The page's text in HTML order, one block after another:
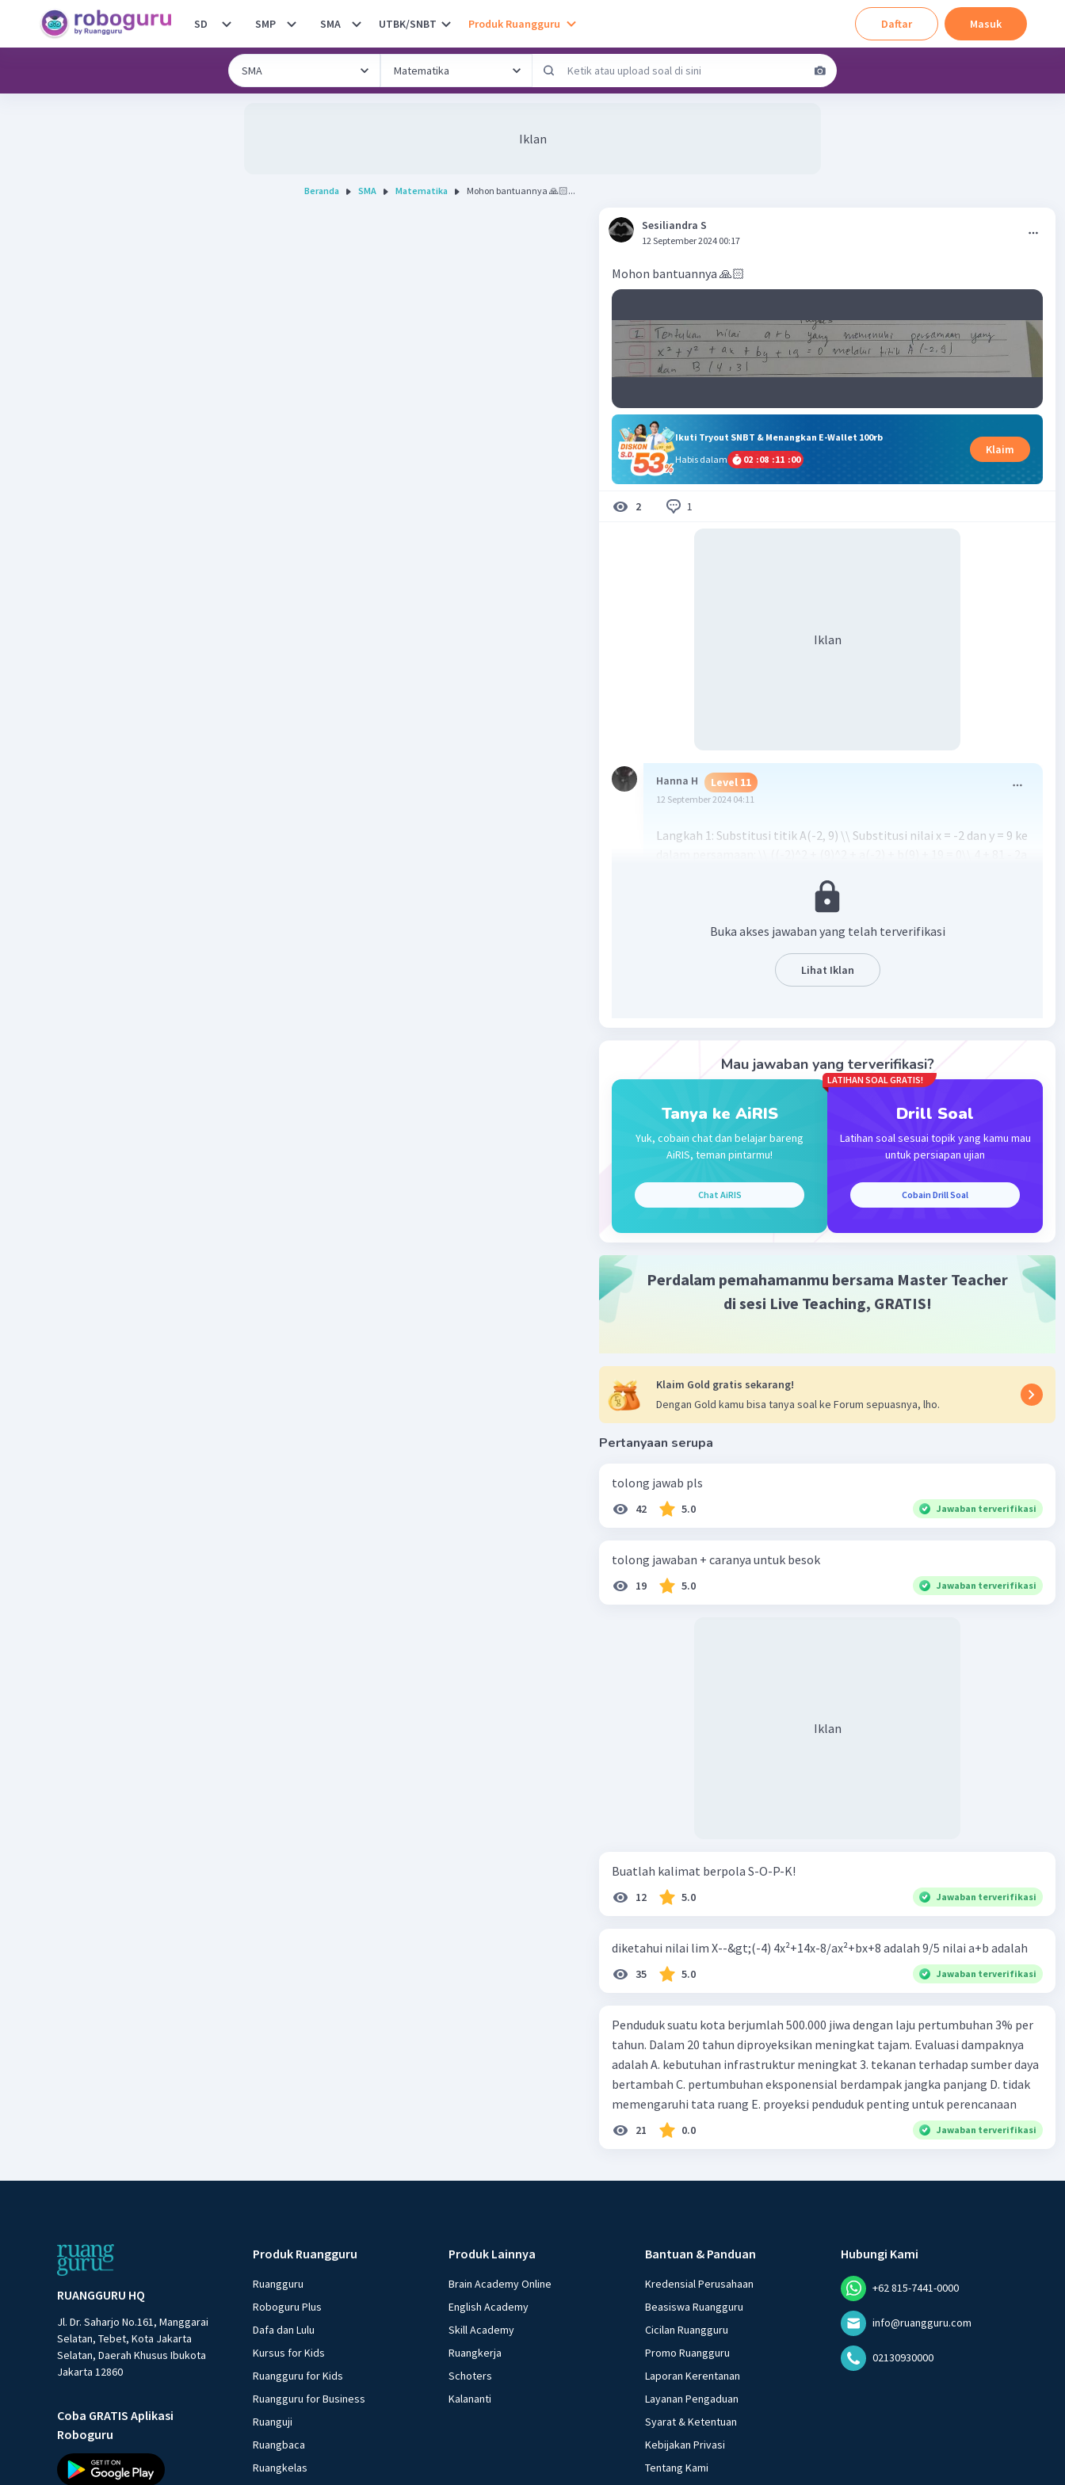
SD SMP SMA UTBK/SNBT Produk Ruangguru Daftar Masuk
Iklan
Beranda SMA Matematika Mohon bantuannya 🙏🏻...
Sesiliandra S
12 September 2024 00:17
Mohon bantuannya 🙏🏻
Ikuti Tryout SNBT & Menangkan E-Wallet 100rb
Habis dalam
02 :08 :11 :00
Klaim
2 1
Iklan
Hanna H Level 11
12 September 2024 04:11
Langkah 1: Substitusi titik A(-2, 9) \\ Substitusi nilai x = -2 dan y = 9 ke
Substitusi titik B(4, 13) \\ Substitusi nilai x = 4 dan y = 13 ke dalam
persamaan: \\ (4)^2 + (13)^2 + a(4) + b(13) + 19 = 0\\ 16 + 169 + 4a +
13b + 19 = 0\\ 204 + 4a + 13b = 0) (Persamaan 2)
Buka akses jawaban yang telah terverifikasi
Lihat Iklan
Mau jawaban yang terverifikasi?
Tanya ke AiRIS
Yuk, cobain chat dan belajar bareng
AiRIS, teman pintarmu!
Chat AiRIS
LATIHAN SOAL GRATIS!
Drill Soal
Latihan soal sesuai topik yang kamu mau
untuk persiapan ujian
Cobain Drill Soal
Perdalam pemahamanmu bersama Master Teacher
di sesi Live Teaching, GRATIS!
Klaim Gold gratis sekarang!
Dengan Gold kamu bisa tanya soal ke Forum sepuasnya, lho.
Pertanyaan serupa
tolong jawab pls
42 5.0 Jawaban terverifikasi
tolong jawaban + caranya untuk besok
19 5.0 Jawaban terverifikasi
Iklan
Buatlah kalimat berpola S-O-P-K!
12 5.0 Jawaban terverifikasi
diketahui nilai lim X--&gt;(-4) 4x²+14x-8/ax²+bx+8 adalah 9/5 nilai a+b adalah
35 5.0 Jawaban terverifikasi
Penduduk suatu kota berjumlah 500.000 jiwa dengan laju pertumbuhan 3% per
tahun. Dalam 20 tahun diproyeksikan meningkat tajam. Evaluasi dampaknya
adalah A. kebutuhan infrastruktur meningkat 3. tekanan terhadap sumber daya
bertambah C. pertumbuhan eksponensial berdampak jangka panjang D. tidak
memengaruhi tata ruang E. proyeksi penduduk penting untuk perencanaan
21 0.0 Jawaban terverifikasi
RUANGGURU HQ
Jl. Dr. Saharjo No.161, Manggarai
Selatan, Tebet, Kota Jakarta
Selatan, Daerah Khusus Ibukota
Jakarta 12860
Coba GRATIS Aplikasi
Roboguru
Produk Ruangguru
Ruangguru
Roboguru Plus
Dafa dan Lulu
Kursus for Kids
Ruangguru for Kids
Ruangguru for Business
Ruanguji
Ruangbaca
Ruangkelas
Produk Lainnya
Brain Academy Online
English Academy
Skill Academy
Ruangkerja
Schoters
Kalananti
Bantuan & Panduan
Kredensial Perusahaan
Beasiswa Ruangguru
Cicilan Ruangguru
Promo Ruangguru
Laporan Kerentanan
Layanan Pengaduan
Syarat & Ketentuan
Kebijakan Privasi
Tentang Kami
Hubungi Kami
+62 815-7441-0000
info@ruangguru.com
02130930000